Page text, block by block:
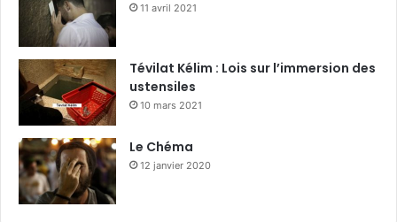
11 avril 2021
Tévilat Kélim : Lois sur l’immersion des
ustensiles
10 mars 2021
Le Chéma
12 janvier 2020